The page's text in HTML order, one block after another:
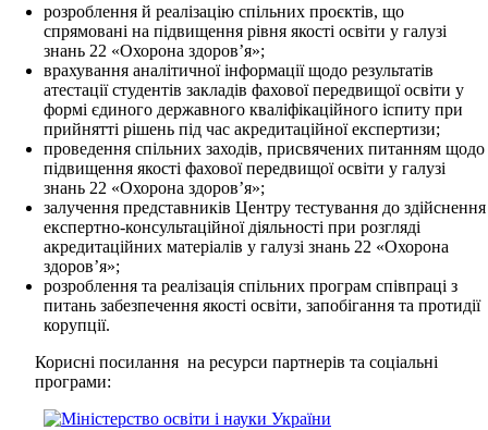
розроблення й реалізацію спільних проєктів, що
спрямовані на підвищення рівня якості освіти у галузі
знань 22 «Охорона здоров’я»;
врахування аналітичної інформації щодо результатів
атестації студентів закладів фахової передвищої освіти у
формі єдиного державного кваліфікаційного іспиту при
прийнятті рішень під час акредитаційної експертизи;
проведення спільних заходів, присвячених питанням щодо
підвищення якості фахової передвищої освіти у галузі
знань 22 «Охорона здоров’я»;
залучення представників Центру тестування до здійснення
експертно-консультаційної діяльності при розгляді
акредитаційних матеріалів у галузі знань 22 «Охорона
здоров’я»;
розроблення та реалізація спільних програм співпраці з
питань забезпечення якості освіти, запобігання та протидії
корупції.
Корисні посилання на ресурси партнерів та соціальні
програми: